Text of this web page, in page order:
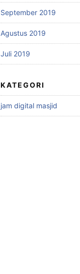
September 2019
Agustus 2019
Juli 2019
KATEGORI
jam digital masjid